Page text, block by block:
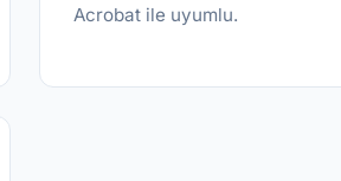
Acrobat ile uyumlu.